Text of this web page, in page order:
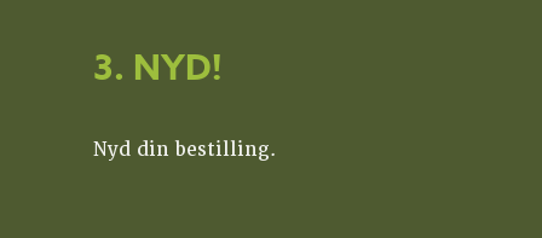
3. NYD!
Nyd din bestilling.